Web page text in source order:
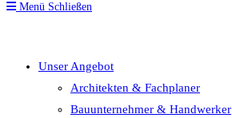
Menü Schließen
Unser Angebot
Architekten & Fachplaner
Bauunternehmer & Handwerker